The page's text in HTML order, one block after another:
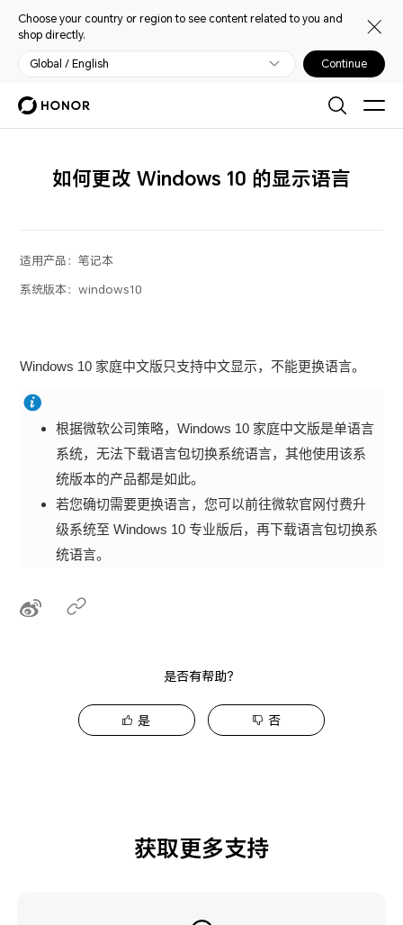
Choose your country or region to see content related to you and
shop directly.
Global / English Continue
如何更改 Windows 10 的显示语言
适用产品：笔记本
系统版本：windows10
Windows 10 家庭中文版只支持中文显示，不能更换语言。
根据微软公司策略，Windows 10 家庭中文版是单语言
系统，无法下载语言包切换系统语言，其他使用该系
统版本的产品都是如此。
若您确切需要更换语言，您可以前往微软官网付费升
级系统至 Windows 10 专业版后，再下载语言包切换系
统语言。
是否有帮助？
是 否
获取更多支持